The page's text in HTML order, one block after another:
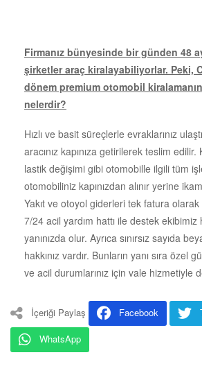
Firmanız bünyesinde bir günden 48
şirketler araç kiralayabiliyorlar. Peki,
dönem premium otomobil
nelerdir?
Hızlı ve basit süreçlerle evraklarınız
aracınız kapınıza getirilerek teslim edilir.
lastik değişimi gibi otomobille ilgili tüm
otomobiliniz kapınızdan alınır yerine
Yakıt ve otoyol giderleri tek fatura olarak
7/24 acil yardım hattı ile destek ekibimiz
yanınızda olur. Ayrıca sınırsız sayıda
hakkınız vardır. Bunların yanı sıra özel
ve acil durumlarınız için vale hizmetiyle
İçeriği Paylaş Facebook
WhatsApp